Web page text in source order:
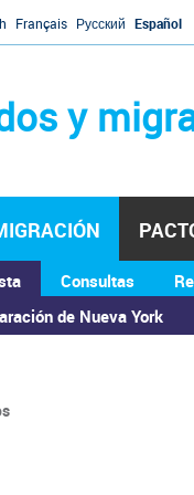
Français Русский Español
y
de Nueva York
Consultas